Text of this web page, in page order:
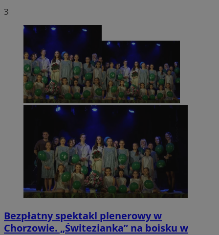
3
Bezpłatny spektakl plenerowy w
Chorzowie. „Świtezianka” na boisku w